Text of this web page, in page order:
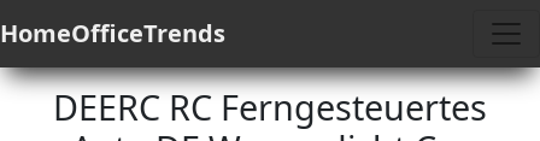
HomeOfficeTrends
DEERC RC Ferngesteuertes